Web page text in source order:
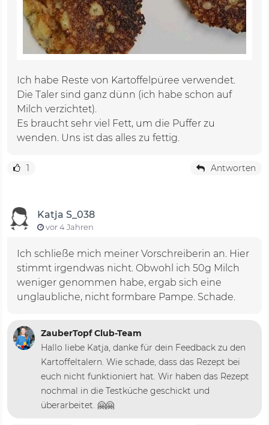
Ich habe Reste von Kartoffelpüree verwendet.
Die Taler sind ganz dünn (ich habe schon auf
Milch verzichtet).
Es braucht sehr viel Fett, um die Puffer zu
wenden. Uns ist das alles zu fettig.
1 Antworten
Katja S_038
vor 4 Jahren
Ich schließe mich meiner Vorschreiberin an. Hier
stimmt irgendwas nicht. Obwohl ich 50g Milch
weniger genommen habe, ergab sich eine
unglaubliche, nicht formbare Pampe. Schade.
ZauberTopf Club-Team
Hallo liebe Katja, danke für dein Feedback zu den
Kartoffeltalern. Wie schade, dass das Rezept bei
euch nicht funktioniert hat. Wir haben das Rezept
nochmal in die Testküche geschickt und
überarbeitet. 🤗🤗